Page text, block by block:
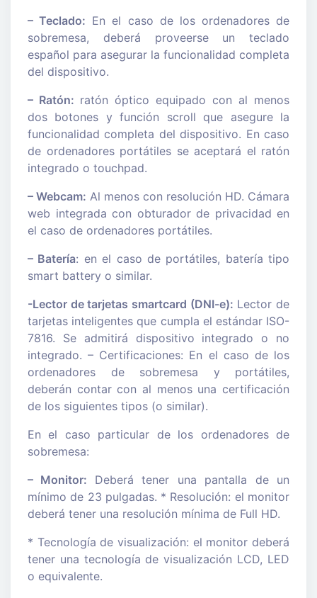
– Teclado: En el caso de los ordenadores de
sobremesa, deberá proveerse un teclado
español para asegurar la funcionalidad completa
del dispositivo.
– Ratón: ratón óptico equipado con al menos
dos botones y función scroll que asegure la
funcionalidad completa del dispositivo. En caso
de ordenadores portátiles se aceptará el ratón
integrado o touchpad.
– Webcam: Al menos con resolución HD. Cámara
web integrada con obturador de privacidad en
el caso de ordenadores portátiles.
– Batería: en el caso de portátiles, batería tipo
smart battery o similar.
-Lector de tarjetas smartcard (DNI-e): Lector de
tarjetas inteligentes que cumpla el estándar ISO-
7816. Se admitirá dispositivo integrado o no
integrado. – Certificaciones: En el caso de los
ordenadores de sobremesa y portátiles,
deberán contar con al menos una certificación
de los siguientes tipos (o similar).
En el caso particular de los ordenadores de
sobremesa:
– Monitor: Deberá tener una pantalla de un
mínimo de 23 pulgadas. * Resolución: el monitor
deberá tener una resolución mínima de Full HD.
* Tecnología de visualización: el monitor deberá
tener una tecnología de visualización LCD, LED
o equivalente.